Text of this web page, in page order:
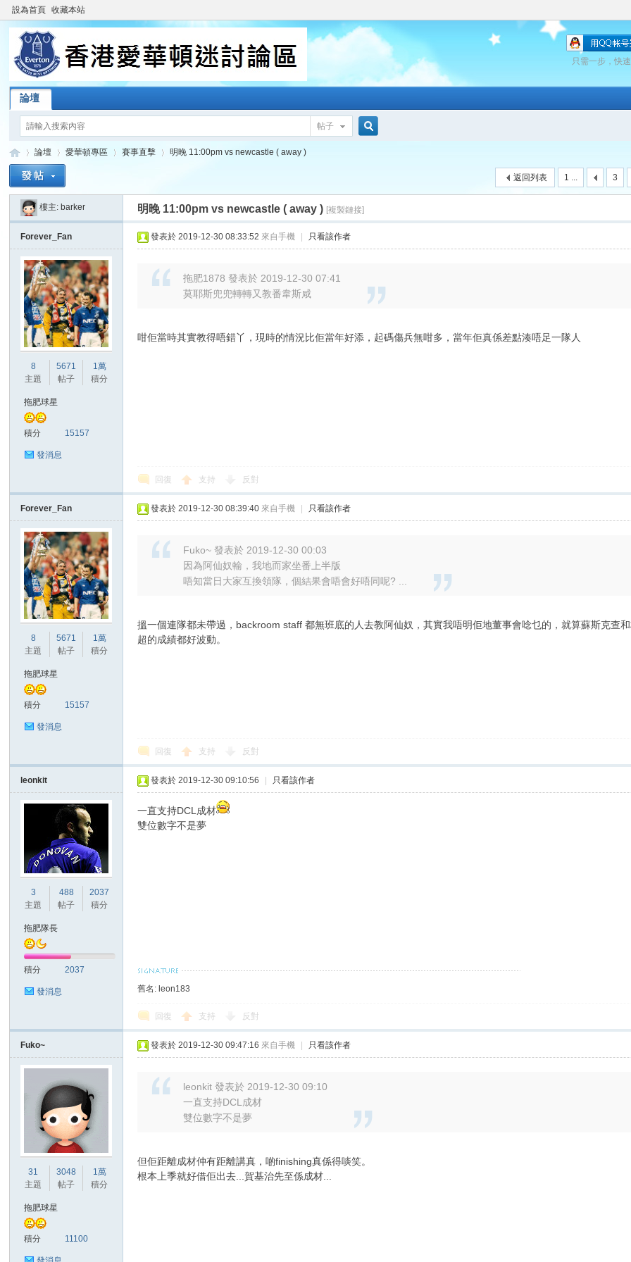
設為首頁 收藏本站
只需一步，快
論壇
帖子
索
愛
討
»
論壇
›
愛華頓專區 賽事直擊
›
明晚 11:00pm vs newcastle ( away )
1 ... 3
返回列表
樓主: barker 明晚 11:00pm vs newcastle ( away ) [複製鏈接]
Forever_Fan
8
主題
5671
帖子
1萬
積分
拖肥球星
積分 15157
發消息
發表於 2019-12-30 08:33:52 來自手機 只看該作者
拖肥1878 發表於 2019-12-30 07:41
莫耶斯兜兜轉轉又教番韋斯咸
咁佢當時其實教得唔錯丫，現時的情況比佢當年好添，起碼傷兵無咁多，當年佢真係差點湊唔足一隊人
回復 支持 反對
Forever_Fan
8
主題
5671
帖子
1萬
積分
拖肥球星
積分 15157
發消息
發表於 2019-12-30 08:39:40 來自手機 只看該作者
Fuko~ 發表於 2019-12-30 00:03
因為阿仙奴輸，我地而家坐番上半版
唔知當日大家互換領隊，個結果會唔會好唔同呢? ...
搵一個連隊都未帶過，backroom staff 都無班底的人去教阿仙奴，其實我唔明佢地董事會唸乜的，就算蘇斯克查
超的成績都好波動。
回復 支持 反對
leonkit
3
主題
488
帖子
2037
積分
拖肥隊長
積分 2037
發消息
發表於 2019-12-30 09:10:56 只看該作者
一直支持DCL成材
雙位數字不是夢
舊名: leon183
回復 支持 反對
Fuko~
31
主題
3048
帖子
1萬
積分
拖肥球星
積分 11100
發表於 2019-12-30 09:47:16 來自手機 只看該作者
leonkit 發表於 2019-12-30 09:10
一直支持DCL成材
雙位數字不是夢
但佢距離成材仲有距離講真，啲finishing真係得啖笑。
根本上季就好借佢出去...賀基治先至係成材...